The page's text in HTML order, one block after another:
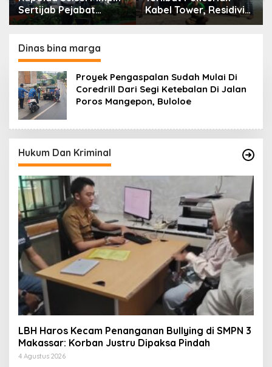
Sertijab Pejabat
Utama dan Kapolres
Karolog dan
Kapolresta Gowa
Kabel Tower, Residivis
yang Sempat Kabur
Dinas bina marga
Proyek Pengaspalan Sudah Mulai Di
Coredrill Dari Segi Ketebalan Di Jalan
Poros Mangepon, Buloloe
Hukum Dan Kriminal
LBH Haros Kecam Penanganan Bullying di SMPN 3
Makassar: Korban Justru Dipaksa Pindah
4 Agustus 2026